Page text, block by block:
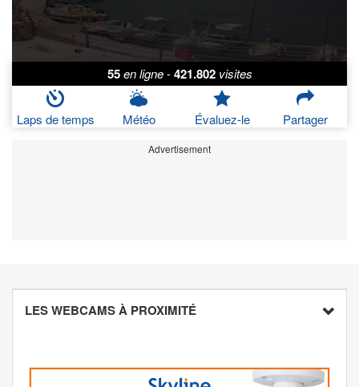
55 en ligne - 421.802 visites
Laps de temps Météo Évaluez-le Partager
Advertisement
LES WEBCAMS À PROXIMITÉ